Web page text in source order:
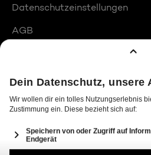
Datenschutzeinstellungen
AGB
Barrierefreiheit
Produktplatzierungen